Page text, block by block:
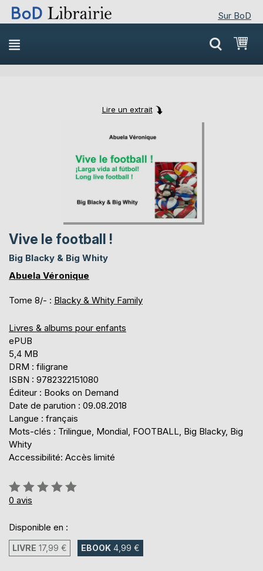
Sur BoD
Skip
to
Content
Lire un extrait
to
end
of
images
gallery
to
beginning
of
images
gallery
Vive le football !
Big Blacky & Big Whity
Abuela Véronique
Tome 8/- : Blacky & Whity Family
Livres & albums pour enfants
ePUB
5,4 MB
DRM : filigrane
ISBN : 9782322151080
Éditeur : Books on Demand
Date de parution : 09.08.2018
Langue : français
Mots-clés : Trilingue, Mondial, FOOTBALL, Big Blacky, Big
Whity
Accessibilité: Accès limité
Évaluation:
0%
0 avis
Disponible en :
LIVRE 17,99 € EBOOK 4,99 €